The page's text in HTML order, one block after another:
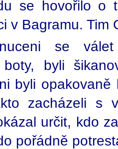
se hovořilo o
v Bagramu. Tim
se
boty, byli
byli
zacházeli s
určit, kdo
pořádně